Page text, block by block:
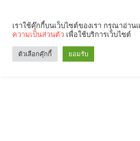
เราใช้คุ๊กกี้บนเว็บไซต์ของเรา กรุณาอ่าน
ความเป็นส่วนตัว เพื่อใช้บริการเว็บไซต์
ตัวเลือกคุ๊กกี้ ยอมรับ